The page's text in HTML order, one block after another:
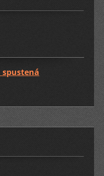
spustená